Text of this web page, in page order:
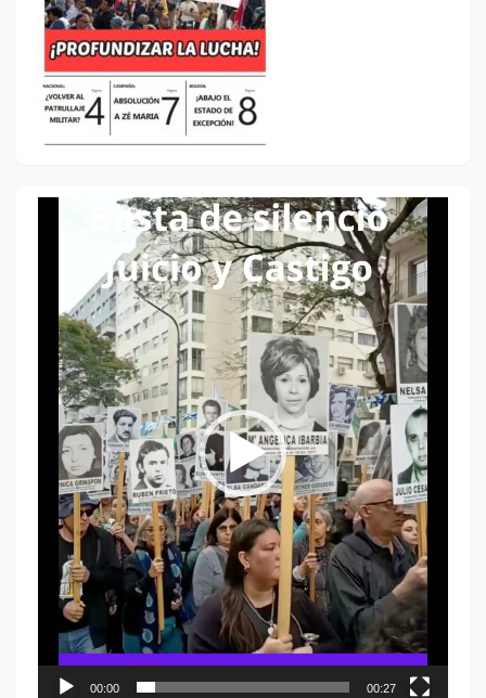
Reproductor
00:00 00:27